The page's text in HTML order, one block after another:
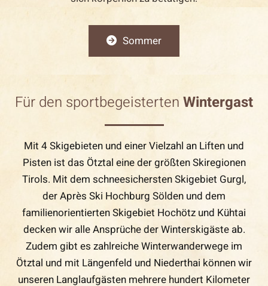
Sommer
Für den sportbegeisterten Wintergast
Mit 4 Skigebieten und einer Vielzahl an Liften und
Pisten ist das Ötztal eine der größten Skiregionen
Tirols. Mit dem schneesichersten Skigebiet Gurgl,
der Après Ski Hochburg Sölden und dem
familienorientierten Skigebiet Hochötz und Kühtai
decken wir alle Ansprüche der Winterskigäste ab.
Zudem gibt es zahlreiche Winterwanderwege im
Ötztal und mit Längenfeld und Niederthai können wir
unseren Langlaufgästen mehrere hundert Kilometer